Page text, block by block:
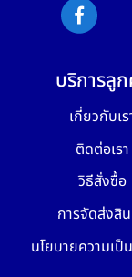
บริการลูก
เกี่ยวกับเร
ติดต่อเรา
วิธีสั่งซื้อ
การจัดส่งสิ
นโยบายความเป็